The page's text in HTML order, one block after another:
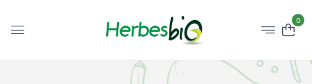
0